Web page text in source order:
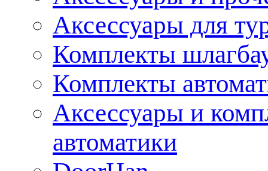
Аксессуары для
Комплекты
Комплекты
Аксессуары и
автоматики